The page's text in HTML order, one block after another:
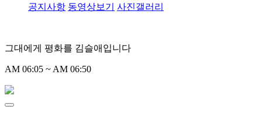
공지사항 동영상보기 사진갤러리
그대에게 평화를 김슬애입니다
AM 06:05 ~ AM 06:50